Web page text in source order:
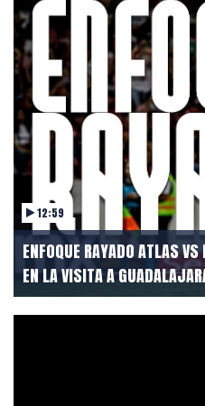
CONTACT
12:59
ENFOQUE RAYADO ATLAS
EN LA VISITA A